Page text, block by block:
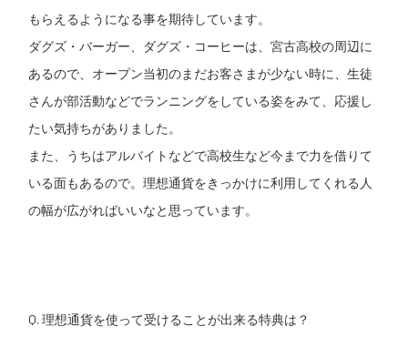
もらえるようになる事を期待しています。
ダグズ・バーガー、ダグズ・コーヒーは、宮古高校の周辺に
あるので、オープン当初のまだお客さまが少ない時に、生徒
さんが部活動などでランニングをしている姿をみて、応援し
たい気持ちがありました。
また、うちはアルバイトなどで高校生など今まで力を借りて
いる面もあるので。理想通貨をきっかけに利用してくれる人
の幅が広がればいいなと思っています。
Q. 理想通貨を使って受けることが出来る特典は？